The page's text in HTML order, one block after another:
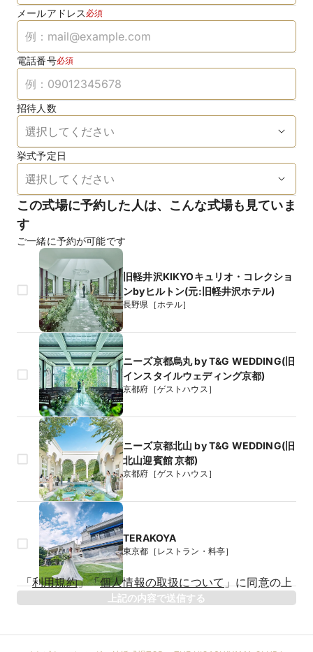
メールアドレス 必須
電話番号必須
招待人数
挙式予定日
この式場に予約した人は、こんな式場も見ていま
す
ご一緒に予約が可能です
旧軽井沢KIKYOキュリオ・コレクショ
ンbyヒルトン(元:旧軽井沢ホテル)
長野県［ホテル］
ニーズ京都烏丸 by T&G WEDDING(旧
インスタイルウェディング京都)
京都府［ゲストハウス］
ニーズ京都北山 by T&G WEDDING(旧
北山迎賓館 京都)
京都府［ゲストハウス］
TERAKOYA
東京都［レストラン・料亭］
生年月日
年
「利用規約」「個人情報の取扱について」に同意の上
上記の内容で送信する